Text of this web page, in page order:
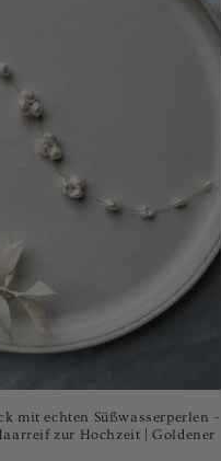
mit echten Süßwasserperlen –
zur Hochzeit | Goldener